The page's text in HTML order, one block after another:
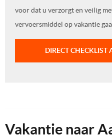
voor dat u verzorgt en veilig
vervoersmiddel op vakantie
DIRECT
Vakantie naar